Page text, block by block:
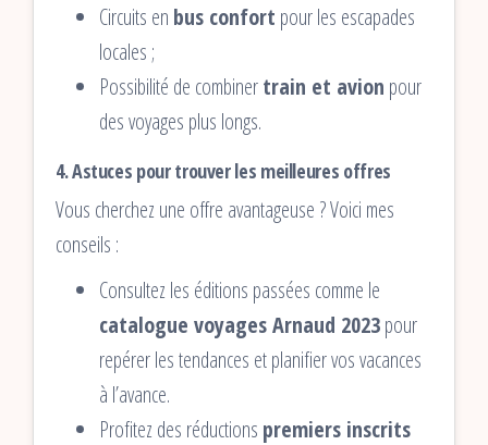
Circuits en bus confort pour les escapades
locales ;
Possibilité de combinertrain et avion pour
des voyages plus longs.
4. Astuces pour trouver les meilleures offres
Vous cherchez une offre avantageuse ? Voici mes
conseils :
Consultez les éditions passées comme le
catalogue voyages Arnaud 2023pour
repérer les tendances et planifier vos vacances
à l’avance.
Profitez des réductions premiers inscrits